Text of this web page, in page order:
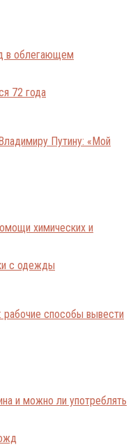
в облегающем
Путину: «Мой
химических и
способы вывести
и можно ли употреблять